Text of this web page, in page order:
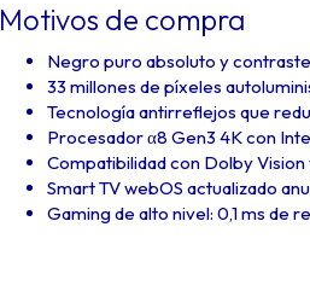
Motivos de compra
Negro puro absoluto y
33 millones de píxeles
Tecnología antirreflejos que
Procesador α8 Gen3 4K con
Compatibilidad con Dolby
Smart TV webOS actualizado
Gaming de alto nivel: 0,1 ms de